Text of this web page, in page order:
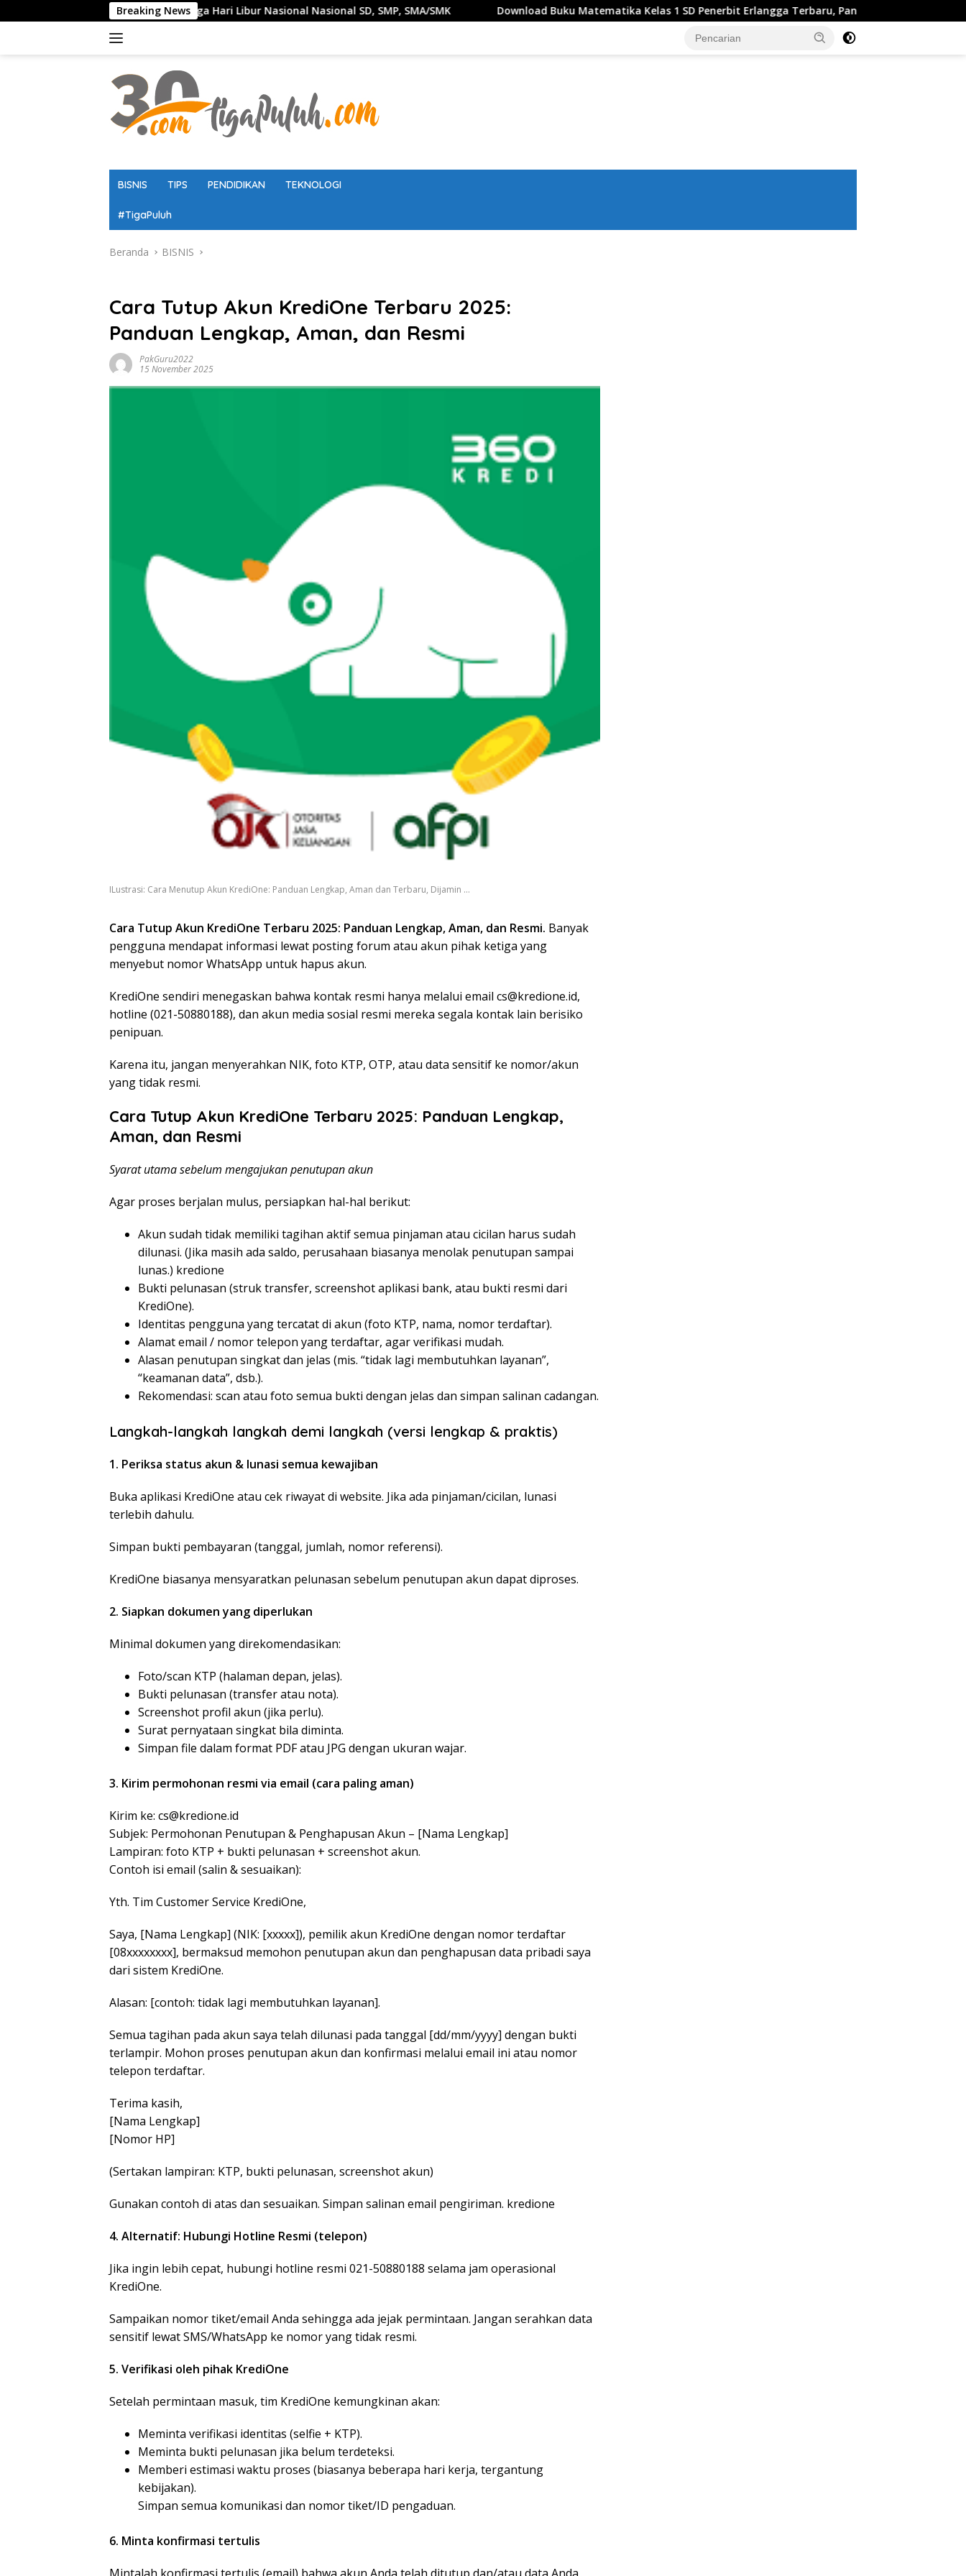
ke
Breaking News
Ujian, hingga Hari Libur Nasional Nasional SD, SMP, SMA/SMK Download Buku Matematika Kelas 1 SD Penerbit Erlangga Terbaru, Panduan Lengkap Keunggulan dan Cara
BISNIS TIPS PENDIDIKAN TEKNOLOGI
#TigaPuluh
Beranda BISNIS
Cara Tutup Akun KrediOne Terbaru 2025:
Panduan Lengkap, Aman, dan Resmi
PakGuru2022
15 November 2025
ILustrasi: Cara Menutup Akun KrediOne: Panduan Lengkap, Aman dan Terbaru, Dijamin ...
Cara Tutup Akun KrediOne Terbaru 2025: Panduan Lengkap, Aman, dan Resmi. Banyak
pengguna mendapat informasi lewat posting forum atau akun pihak ketiga yang
menyebut nomor WhatsApp untuk hapus akun.
KrediOne sendiri menegaskan bahwa kontak resmi hanya melalui email cs@kredione.id,
hotline (021-50880188), dan akun media sosial resmi mereka segala kontak lain berisiko
penipuan.
Karena itu, jangan menyerahkan NIK, foto KTP, OTP, atau data sensitif ke nomor/akun
yang tidak resmi.
Cara Tutup Akun KrediOne Terbaru 2025: Panduan Lengkap,
Aman, dan Resmi
Syarat utama sebelum mengajukan penutupan akun
Agar proses berjalan mulus, persiapkan hal-hal berikut:
Akun sudah tidak memiliki tagihan aktif semua pinjaman atau cicilan harus sudah
dilunasi. (Jika masih ada saldo, perusahaan biasanya menolak penutupan sampai
lunas.) kredione
Bukti pelunasan (struk transfer, screenshot aplikasi bank, atau bukti resmi dari
KrediOne).
Identitas pengguna yang tercatat di akun (foto KTP, nama, nomor terdaftar).
Alamat email / nomor telepon yang terdaftar, agar verifikasi mudah.
Alasan penutupan singkat dan jelas (mis. “tidak lagi membutuhkan layanan”,
“keamanan data”, dsb.).
Rekomendasi: scan atau foto semua bukti dengan jelas dan simpan salinan cadangan.
Langkah-langkah langkah demi langkah (versi lengkap & praktis)
1. Periksa status akun & lunasi semua kewajiban
Buka aplikasi KrediOne atau cek riwayat di website. Jika ada pinjaman/cicilan, lunasi
terlebih dahulu.
Simpan bukti pembayaran (tanggal, jumlah, nomor referensi).
KrediOne biasanya mensyaratkan pelunasan sebelum penutupan akun dapat diproses.
2. Siapkan dokumen yang diperlukan
Minimal dokumen yang direkomendasikan:
Foto/scan KTP (halaman depan, jelas).
Bukti pelunasan (transfer atau nota).
Screenshot profil akun (jika perlu).
Surat pernyataan singkat bila diminta.
Simpan file dalam format PDF atau JPG dengan ukuran wajar.
3. Kirim permohonan resmi via email (cara paling aman)
Kirim ke: cs@kredione.id
Subjek: Permohonan Penutupan & Penghapusan Akun – [Nama Lengkap]
Lampiran: foto KTP + bukti pelunasan + screenshot akun.
Contoh isi email (salin & sesuaikan):
Yth. Tim Customer Service KrediOne,
Saya, [Nama Lengkap] (NIK: [xxxxx]), pemilik akun KrediOne dengan nomor terdaftar
[08xxxxxxxx], bermaksud memohon penutupan akun dan penghapusan data pribadi saya
dari sistem KrediOne.
Alasan: [contoh: tidak lagi membutuhkan layanan].
Semua tagihan pada akun saya telah dilunasi pada tanggal [dd/mm/yyyy] dengan bukti
terlampir. Mohon proses penutupan akun dan konfirmasi melalui email ini atau nomor
telepon terdaftar.
Terima kasih,
[Nama Lengkap]
[Nomor HP]
(Sertakan lampiran: KTP, bukti pelunasan, screenshot akun)
Gunakan contoh di atas dan sesuaikan. Simpan salinan email pengiriman. kredione
4. Alternatif: Hubungi Hotline Resmi (telepon)
Jika ingin lebih cepat, hubungi hotline resmi 021-50880188 selama jam operasional
KrediOne.
Sampaikan nomor tiket/email Anda sehingga ada jejak permintaan. Jangan serahkan data
sensitif lewat SMS/WhatsApp ke nomor yang tidak resmi.
5. Verifikasi oleh pihak KrediOne
Setelah permintaan masuk, tim KrediOne kemungkinan akan:
Meminta verifikasi identitas (selfie + KTP).
Meminta bukti pelunasan jika belum terdeteksi.
Memberi estimasi waktu proses (biasanya beberapa hari kerja, tergantung
kebijakan).
Simpan semua komunikasi dan nomor tiket/ID pengaduan.
6. Minta konfirmasi tertulis